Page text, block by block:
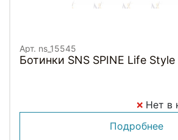
Арт. ns_15545
Ботинки SNS SPINE Life
Нет в
Подробнее